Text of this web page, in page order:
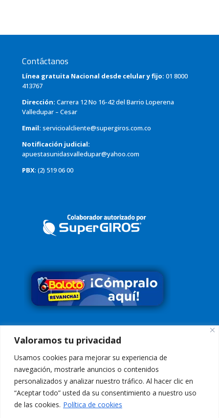
Valoramos tu privacidad
Usamos cookies para mejorar su experiencia de
navegación, mostrarle anuncios o contenidos
personalizados y analizar nuestro tráfico. Al hacer clic en
“Aceptar todo” usted da su consentimiento a nuestro uso
de las cookies. Política de cookies
Contáctanos
Línea gratuita Nacional desde celular y fijo: 01 8000
413767
Dirección: Carrera 12 No 16-42 del Barrio Loperena
Valledupar – Cesar
Email: servicioalcliente@supergiros.com.co
Notificación judicial:
apuestasunidasvalledupar@yahoo.com
PBX: (2) 519 06 00
Síguenos en
Conoce nuestra Política de Tratamiento de DatosAquí
Aviso de Privacidad:El uso de esta página web y sus servicios, es